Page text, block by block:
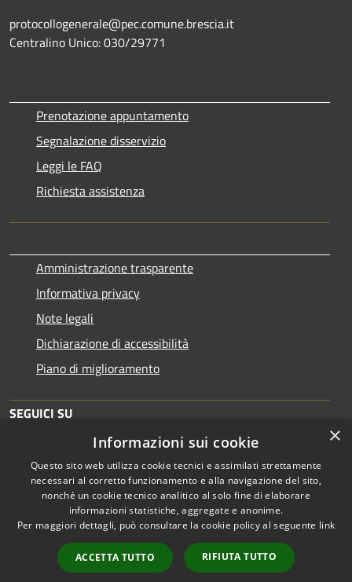
protocollogenerale@pec.comune.brescia.it
Centralino Unico: 030/29771
Prenotazione appuntamento
Segnalazione disservizio
Leggi le FAQ
Richiesta assistenza
Amministrazione trasparente
Informativa privacy
Note legali
Dichiarazione di accessibilità
Piano di miglioramento
SEGUICI SU
RSS
Accessibilità
Copyright © 2026 • Comune di
Municipium•
Accesso
redazione
×
Informazioni sui cookie
Questo sito web utilizza cookie tecnici e assimilati strettamente
necessari al corretto funzionamento e alla navigazione del sito,
nonché un cookie tecnico analitico al solo fine di elaborare
informazioni statistiche, aggregate e anonime.
Per maggiori dettagli, può consultare la cookie policy al seguente link
ACCETTA TUTTO RIFIUTA TUTTO